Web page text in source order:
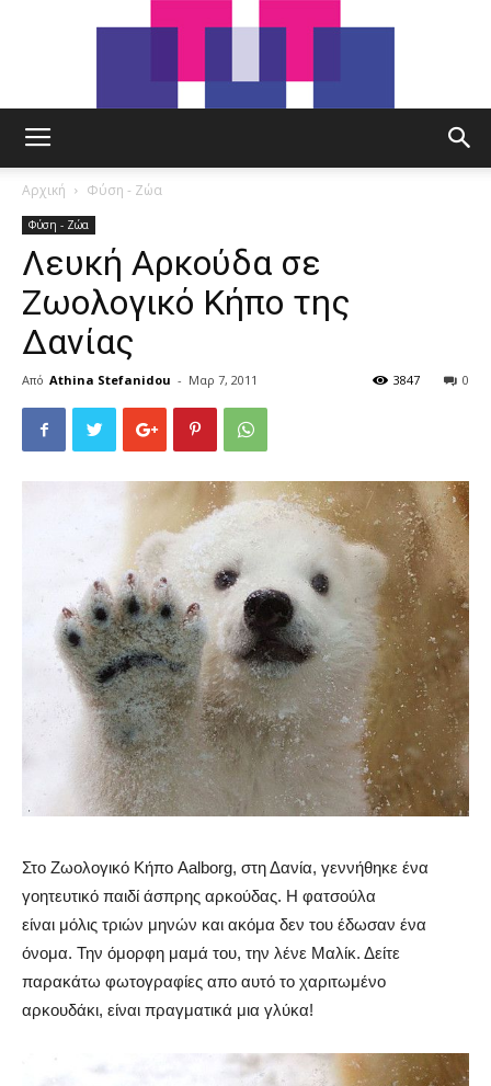
Αρχική Φύση - Ζώα
Φύση - Ζώα
Λευκή Αρκούδα σε
Ζωολογικό Κήπο της
Δανίας
Από Athina Stefanidou - Μαρ 7, 2011 0
3847
Στο Ζωολογικό Κήπο Aalborg, στη Δανία, γεννήθηκε ένα
γοητευτικό παιδί άσπρης αρκούδας. Η φατσούλα
είναι μόλις τριών μηνών και ακόμα δεν του έδωσαν ένα
όνομα. Την όμορφη μαμά του, την λένε Μαλίκ. Δείτε
παρακάτω φωτογραφίες απο αυτό το χαριτωμένο
αρκουδάκι, είναι πραγματικά μια γλύκα!